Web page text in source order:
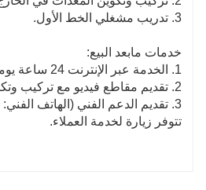
3. تدريب مشغلي الخط الأول.
خدمات مابعد البيع:
1. الخدمة عبر الإنترنت 24 ساعة يوميا
2. تقديم مقاطع فيديو مع تركيب وتكوين المعدات
تتوفر زيارة لخدمة العملاء.